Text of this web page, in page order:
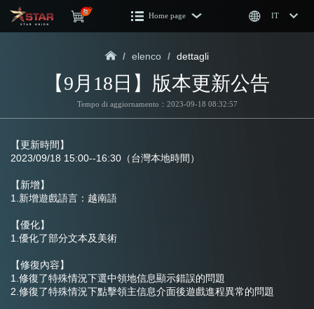
Home page IT
/ elenco / dettagli
【9月18日】版本更新公告
Tempo di aggiornamento：2023-09-18 08:32:57
【更新時間】
2023/09/18 15:00--16:30（台灣本地時間）
【新增】
1.新增遊戲語言：越南語
【優化】
1.優化了部分文本及美術
【修復內容】
1.修復了特殊情況下選中領地信息顯示錯誤的問題
2.修復了特殊情況下點擊領主信息介面後遊戲進程異常的問題